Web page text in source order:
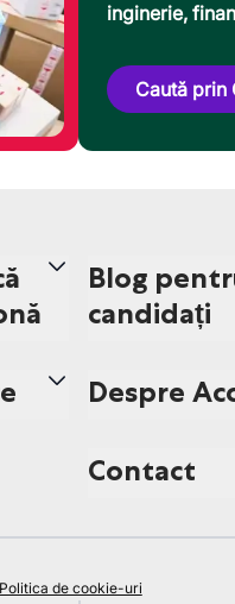
inginerie,
Caută prin
Blog
candidați
Despre
Contact
Politica de cookie-uri